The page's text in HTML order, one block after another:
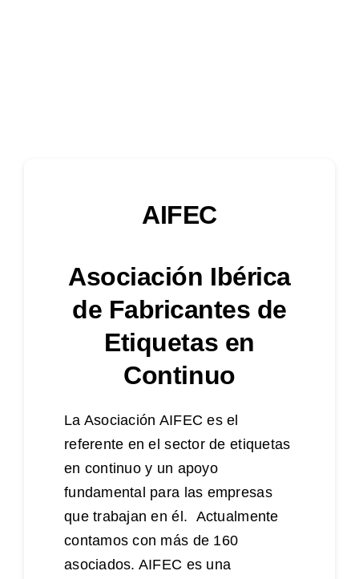
AIFEC
Asociación Ibérica
de Fabricantes de
Etiquetas en
Continuo
La Asociación AIFEC es el
referente en el sector de etiquetas
en continuo y un apoyo
fundamental para las empresas
que trabajan en él. Actualmente
contamos con más de 160
asociados. AIFEC es una